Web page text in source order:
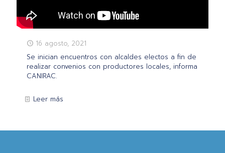
16 agosto, 2021
Se inician encuentros con alcaldes electos a fin de
realizar convenios con productores locales, informa
CANIRAC.
Leer más